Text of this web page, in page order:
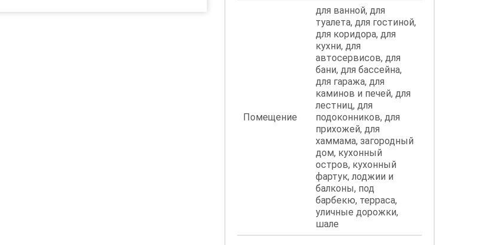
Помещение
для ванной, для
туалета, для гостиной,
для коридора, для
кухни, для
автосервисов, для
бани, для бассейна,
для гаража, для
каминов и печей, для
лестниц, для
подоконников, для
прихожей, для
хаммама, загородный
дом, кухонный
остров, кухонный
фартук, лоджии и
балконы, под
барбекю, терраса,
уличные дорожки,
шале